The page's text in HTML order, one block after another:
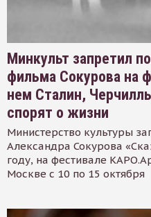
Минкульт запретил
фильма Сокурова на
нем Сталин,
спорят о жизни
Министерство культуры
Александра Сокурова
году, на фестивале
Москве с 10 по 15 октября